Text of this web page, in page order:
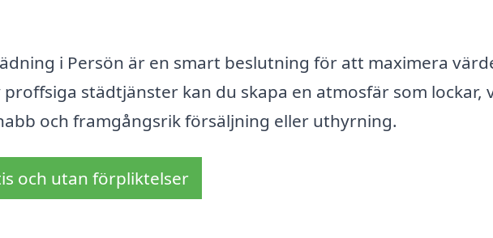
i Persön är en smart beslutning för att maximera
städtjänster kan du skapa en atmosfär som lockar,
och framgångsrik försäljning eller uthyrning.
och utan förpliktelser